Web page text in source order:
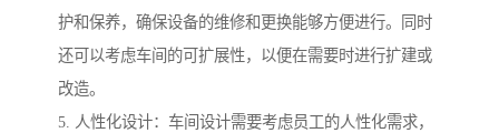
护和保养，确保设备的维修和更换能够方便进行。同时
还可以考虑车间的可扩展性，以便在需要时进行扩建或
改造。
5. 人性化设计：车间设计需要考虑员工的人性化需求，